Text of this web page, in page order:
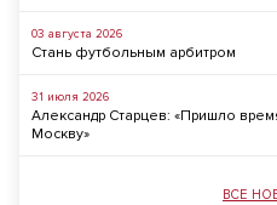
03 августа 2026
Стань футбольным арбитром
31 июля 2026
Александр Старцев: «Пришло
Москву»
ВСЕ